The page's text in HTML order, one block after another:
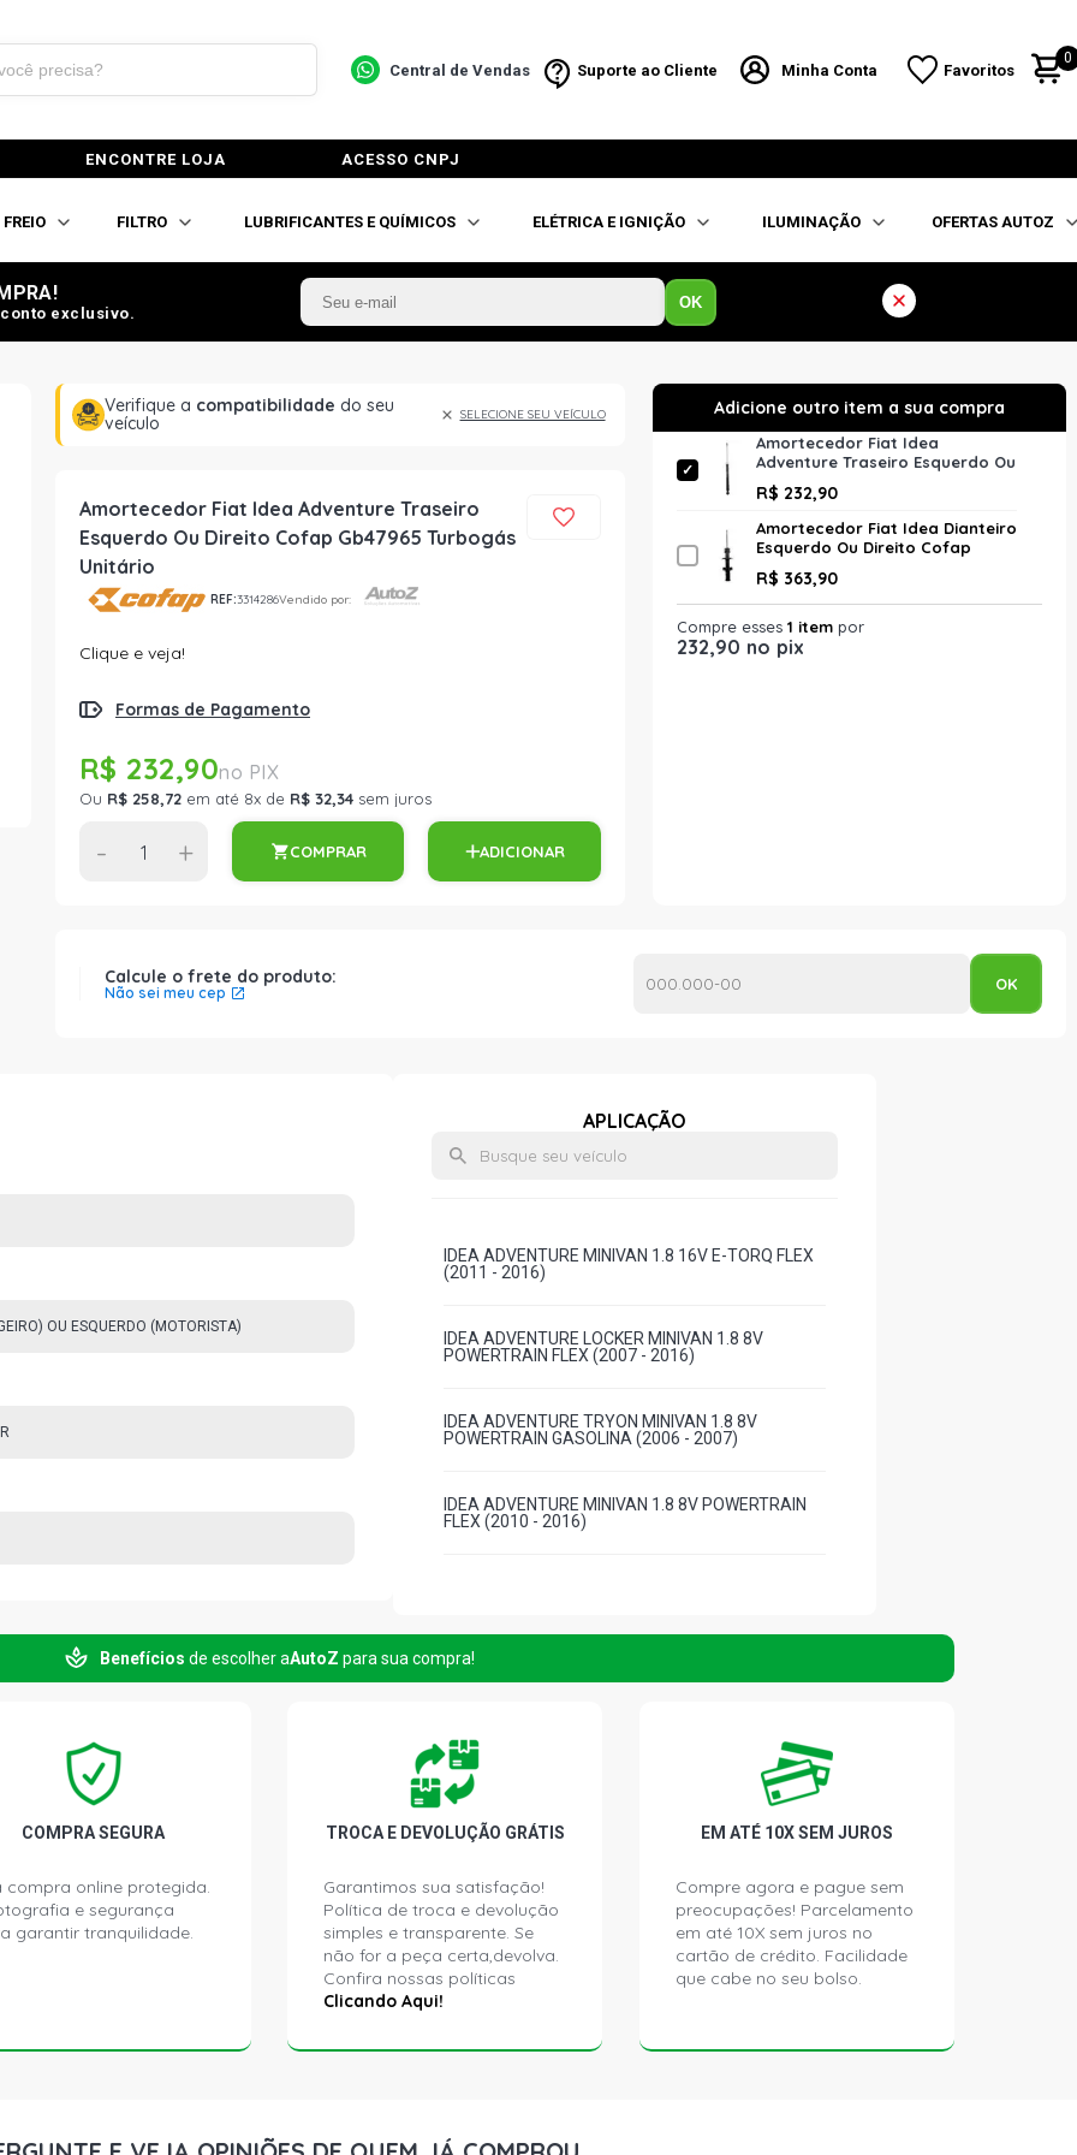
Central de Vendas Suporte ao Cliente Minha Conta Favoritos
0
ENCONTRE LOJA ACESSO CNPJ
FREIO FILTRO LUBRIFICANTES E QUÍMICOS ELÉTRICA E IGNIÇÃO ILUMINAÇÃO OFERTAS AUTOZ
exclusivo.
OK
Verifique a compatibilidade do seu
veículo
SELECIONE SEU VEÍCULO
Amortecedor Fiat Idea Adventure Traseiro
Esquerdo Ou Direito Cofap Gb47965 Turbogás
Unitário
REF:3314286Vendido por:
Clique e veja!
Formas de Pagamento
R$ 232,90
Ou R$ 258,72 em até 8x de R$ 32,34 sem juros
- + COMPRAR ADICIONAR
Amortecedor Fiat Idea
Adventure Traseiro Esquerdo Ou
Direito Cofap Gb47965
Turbogás Unitário
R$ 232,90
Amortecedor Fiat Idea Dianteiro
Esquerdo Ou Direito Cofap
Gp30188 Turbogás Unitário
R$ 363,90
Compre esses 1 itempor
232,90 no pix
Calcule o frete do produto:
Não sei meu cep
OU ESQUERDO (MOTORISTA)
APLICAÇÃO
IDEA ADVENTURE MINIVAN 1.8 16V E-TORQ FLEX
(2011 - 2016)
IDEA ADVENTURE LOCKER MINIVAN 1.8 8V
POWERTRAIN FLEX (2007 - 2016)
IDEA ADVENTURE TRYON MINIVAN 1.8 8V
POWERTRAIN GASOLINA (2006 - 2007)
IDEA ADVENTURE MINIVAN 1.8 8V POWERTRAIN
FLEX (2010 - 2016)
Benefícios de escolher aAutoZ para sua compra!
COMPRA SEGURA
compra online protegida.
e segurança
garantir tranquilidade.
TROCA E DEVOLUÇÃO GRÁTIS
Garantimos sua satisfação!
Política de troca e devolução
simples e transparente. Se
não for a peça certa,devolva.
Confira nossas políticas
Clicando Aqui!
EM ATÉ 10X SEM JUROS
Compre agora e pague sem
preocupações! Parcelamento
em até 10X sem juros no
cartão de crédito. Facilidade
que cabe no seu bolso.